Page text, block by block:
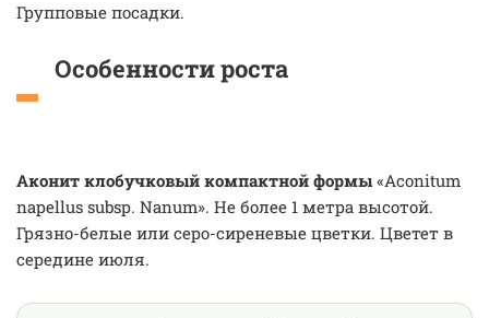
Групповые посадки.
Особенности роста
Аконит клобучковый компактной формы«Aconitum
napellus subsp. Nanum». Не более 1 метра высотой.
Грязно-белые или серо-сиреневые цветки. Цветет в
середине июля.